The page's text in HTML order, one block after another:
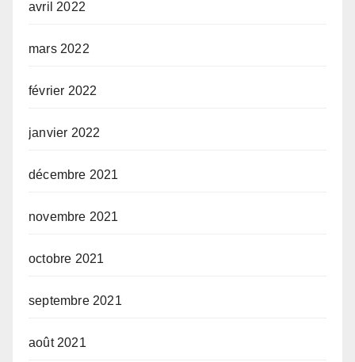
avril 2022
mars 2022
février 2022
janvier 2022
décembre 2021
novembre 2021
octobre 2021
septembre 2021
août 2021